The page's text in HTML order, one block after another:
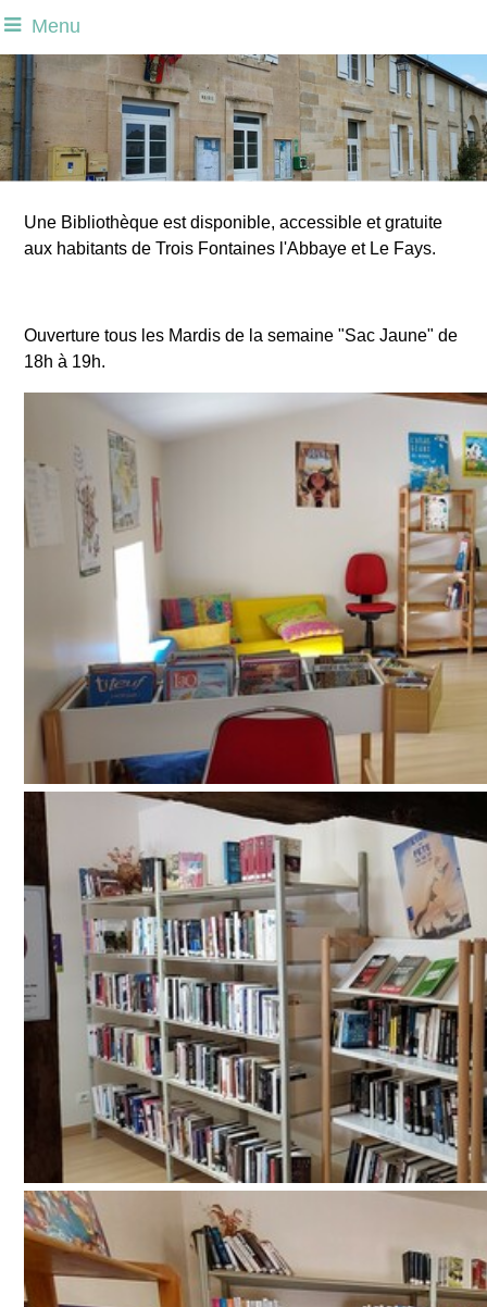
Menu
Une Bibliothèque est disponible, accessible et gratuite
aux habitants de Trois Fontaines l'Abbaye et Le Fays.
Ouverture tous les Mardis de la semaine "Sac Jaune" de
18h à 19h.